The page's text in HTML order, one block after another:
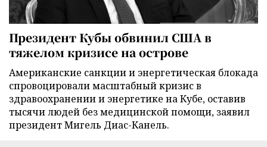
Президент Кубы обвинил США в
тяжелом кризисе на острове
Американские санкции и энергетическая блокада
спровоцировали масштабный кризис в
здравоохранении и энергетике на Кубе, оставив
тысячи людей без медицинской помощи, заявил
президент Мигель Диас-Канель.